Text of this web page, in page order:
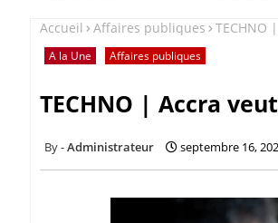
Accueil Affaires publiques TECHNO
A la Une Affaires publiques
TECHNO | Accra
Administrateur septembre 16,